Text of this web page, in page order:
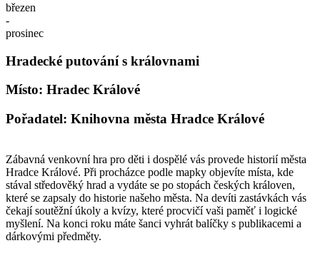
březen
-
prosinec
Hradecké putování s královnami
Místo: Hradec Králové
Pořadatel: Knihovna města Hradce Králové
Zábavná venkovní hra pro děti i dospělé vás provede historií města
Hradce Králové. Při procházce podle mapky objevíte místa, kde
stával středověký hrad a vydáte se po stopách českých královen,
které se zapsaly do historie našeho města. Na devíti zastávkách vás
čekají soutěžní úkoly a kvízy, které procvičí vaši paměť i logické
myšlení. Na konci roku máte šanci vyhrát balíčky s publikacemi a
dárkovými předměty.